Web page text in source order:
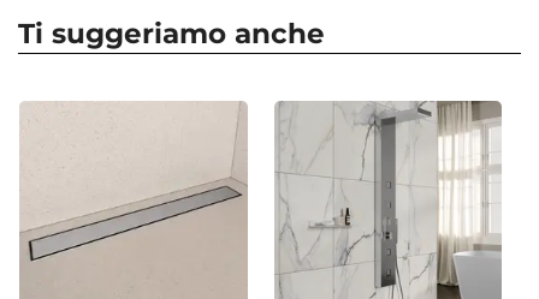
Apertura
Profondità Da - A
Ti suggeriamo anche